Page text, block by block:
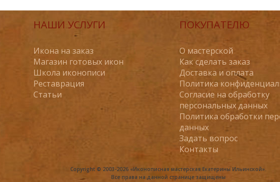
НАШИ УСЛУГИ
Икона на заказ
Магазин готовых икон
Школа иконописи
Реставрация
Статьи
ПОКУПАТЕЛЮ
О мастерской
Как сделать заказ
Доставка и оплата
Политика
Согласие на обработку
персональных данных
Политика обработки
данных
Задать вопрос
Контакты
Copyright © 2003-2026 «Иконописная мастерская Екатерины Ильинской».
Все права на данной странице защищены